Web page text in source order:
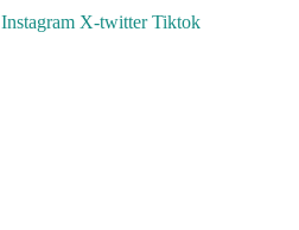
Instagram X-twitter Tiktok